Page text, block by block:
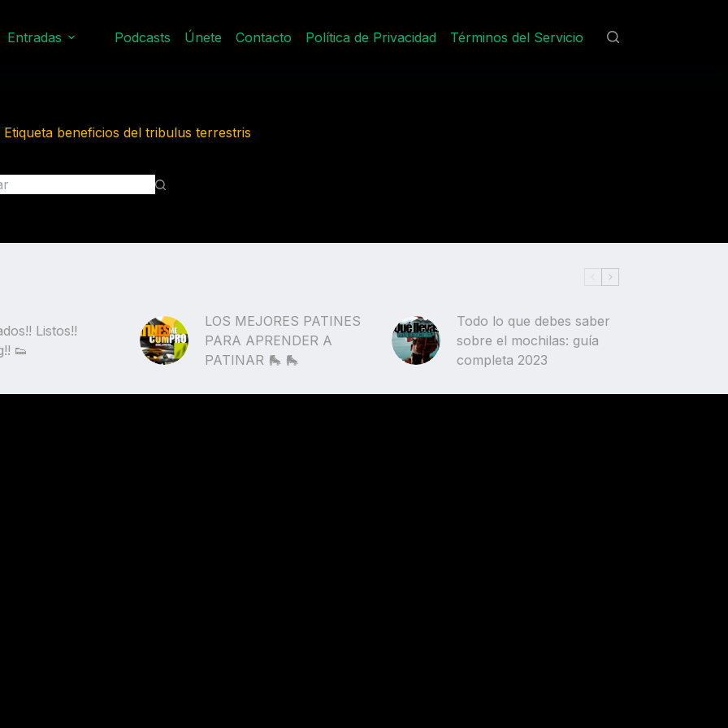
Entradas Podcasts Únete Contacto Política de Privacidad Términos del Servicio
Etiquetabeneficios del tribulus terrestris
Listos!!
👟
LOS MEJORES PATINES
PARA APRENDER A
PATINAR 🛼 🛼
Todo lo que debes saber
sobre el mochilas: guía
completa 2023